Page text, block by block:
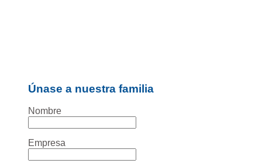
Únase a nuestra familia
Nombre
Empresa